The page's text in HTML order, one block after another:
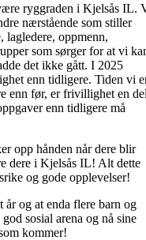
ryggraden i Kjelsås IL.
nærstående som stiller
lagledere, oppmenn,
som sørger for at vi
det ikke gått. I 2025
enn tidligere. Tiden vi
enn før, er frivillighet en
enn tidligere må
opp hånden når dere blir
dere i Kjelsås IL! Alt dette
og gode opplevelser!
og at enda flere barn og
sosial arena og nå sine
kommer!